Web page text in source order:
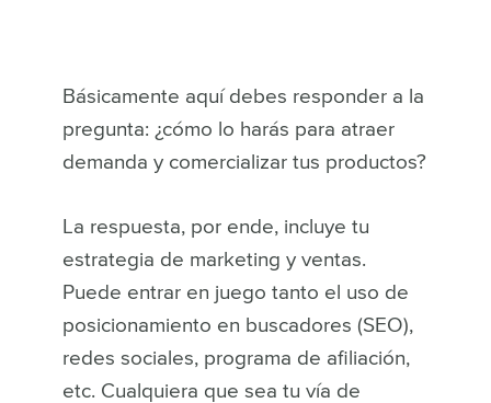
Básicamente aquí debes responder a la
pregunta: ¿cómo lo harás para atraer
demanda y comercializar tus productos?
La respuesta, por ende, incluye tu
estrategia de marketing y ventas.
Puede entrar en juego tanto el uso de
posicionamiento en buscadores (SEO),
redes sociales, programa de afiliación,
etc. Cualquiera que sea tu vía de